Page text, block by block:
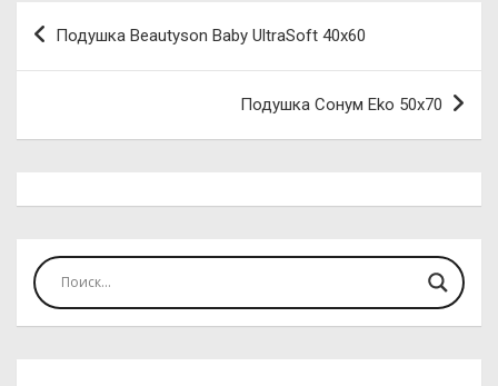
Навигация
по
Подушка Beautyson Baby UltraSoft 40х60
Подушка Сонум Eko 50х70